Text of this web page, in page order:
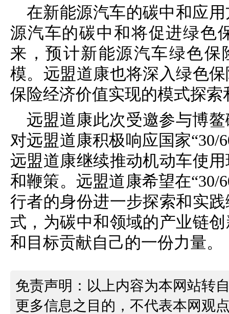
在新能源汽车的碳中和应
源汽车的碳中和将促进绿色
来，预计新能源汽车绿色
模。远盟道康也将深入绿色
保险经济价值实现的模式探索
远盟道康此次受邀参与博
对远盟道康积极响应国家“30/
远盟道康继续推动机动车使
和鞭策。远盟道康希望在“30/
行者的身份进一步探索和实
式，为碳中和领域的产业链
和目标贡献自己的一份力量。
免责声明：以上内容为本网站转
更多信息之目的，不代表本网观